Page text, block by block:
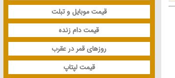
قیمت موبایل و تبلت
قیمت دام زنده
روزهای قمر در عقرب
قیمت لپتاپ